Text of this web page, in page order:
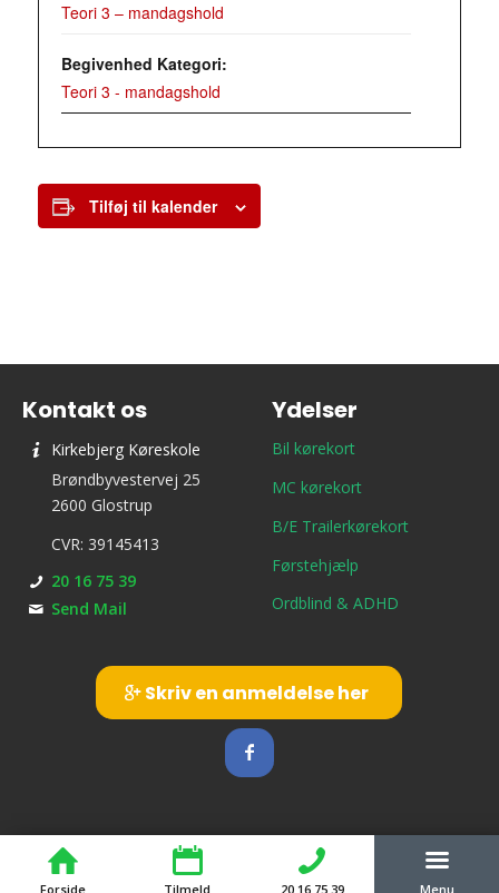
Teori 3 – mandagshold
Begivenhed Kategori:
Teori 3 - mandagshold
Tilføj til kalender
Kontakt os
Kirkebjerg Køreskole
Brøndbyvestervej 25
2600 Glostrup
CVR: 39145413
20 16 75 39
Send Mail
Ydelser
Bil kørekort
MC kørekort
B/E Trailerkørekort
Førstehjælp
Ordblind & ADHD
Skriv en anmeldelse her
Forside Tilmeld 20 16 75 39 Menu